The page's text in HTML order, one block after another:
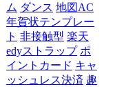
ム ダンス 地図AC
年賀状テンプレー
ト 非接触型 楽天
edyストラップ ポ
イントカード キャ
ッシュレス決済 趣